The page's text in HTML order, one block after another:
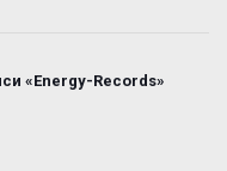
«Energy-Records»